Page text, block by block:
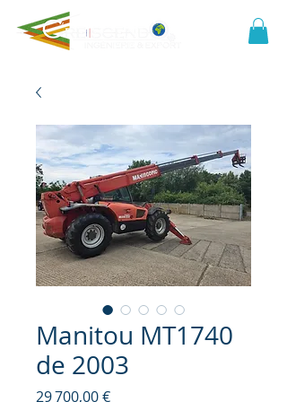
Manitou MT1740
de 2003
29 700,00 €Prix